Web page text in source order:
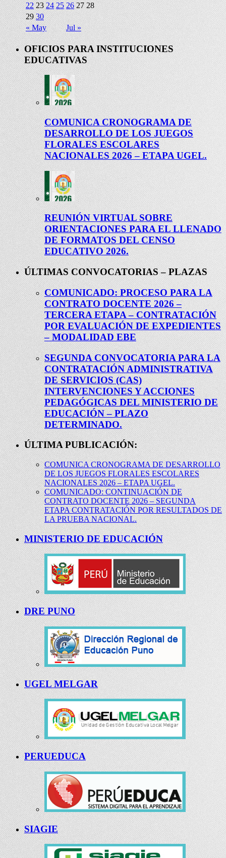
« May Jul »
22 23 24 25 26 27 28
29 30
OFICIOS PARA INSTITUCIONES
EDUCATIVAS
COMUNICA CRONOGRAMA DE
DESARROLLO DE LOS JUEGOS
FLORALES ESCOLARES
NACIONALES 2026 – ETAPA UGEL.
REUNIÓN VIRTUAL SOBRE
ORIENTACIONES PARA EL LLENADO
DE FORMATOS DEL CENSO
EDUCATIVO 2026.
ÚLTIMAS CONVOCATORIAS – PLAZAS
COMUNICADO: PROCESO PARA LA
CONTRATO DOCENTE 2026 –
TERCERA ETAPA – CONTRATACIÓN
POR EVALUACIÓN DE EXPEDIENTES
– MODALIDAD EBE
SEGUNDA CONVOCATORIA PARA LA
CONTRATACIÓN ADMINISTRATIVA
DE SERVICIOS (CAS)
INTERVENCIONES Y ACCIONES
PEDAGÓGICAS DEL MINISTERIO DE
EDUCACIÓN – PLAZO
DETERMINADO.
ÚLTIMA PUBLICACIÓN:
COMUNICA CRONOGRAMA DE DESARROLLO
DE LOS JUEGOS FLORALES ESCOLARES
NACIONALES 2026 – ETAPA UGEL.
COMUNICADO: CONTINUACIÓN DE
CONTRATO DOCENTE 2026 – SEGUNDA
ETAPA CONTRATACIÓN POR RESULTADOS DE
LA PRUEBA NACIONAL.
MINISTERIO DE EDUCACIÓN
DRE PUNO
UGEL MELGAR
PERUEDUCA
SIAGIE